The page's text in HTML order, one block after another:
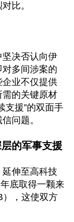
比。
决否认向伊
多间涉案的
业不仅提供
的关键原材
支援”的双面手
问题。
的军事支援
伸至高科技
底取得一颗来
），这使双方